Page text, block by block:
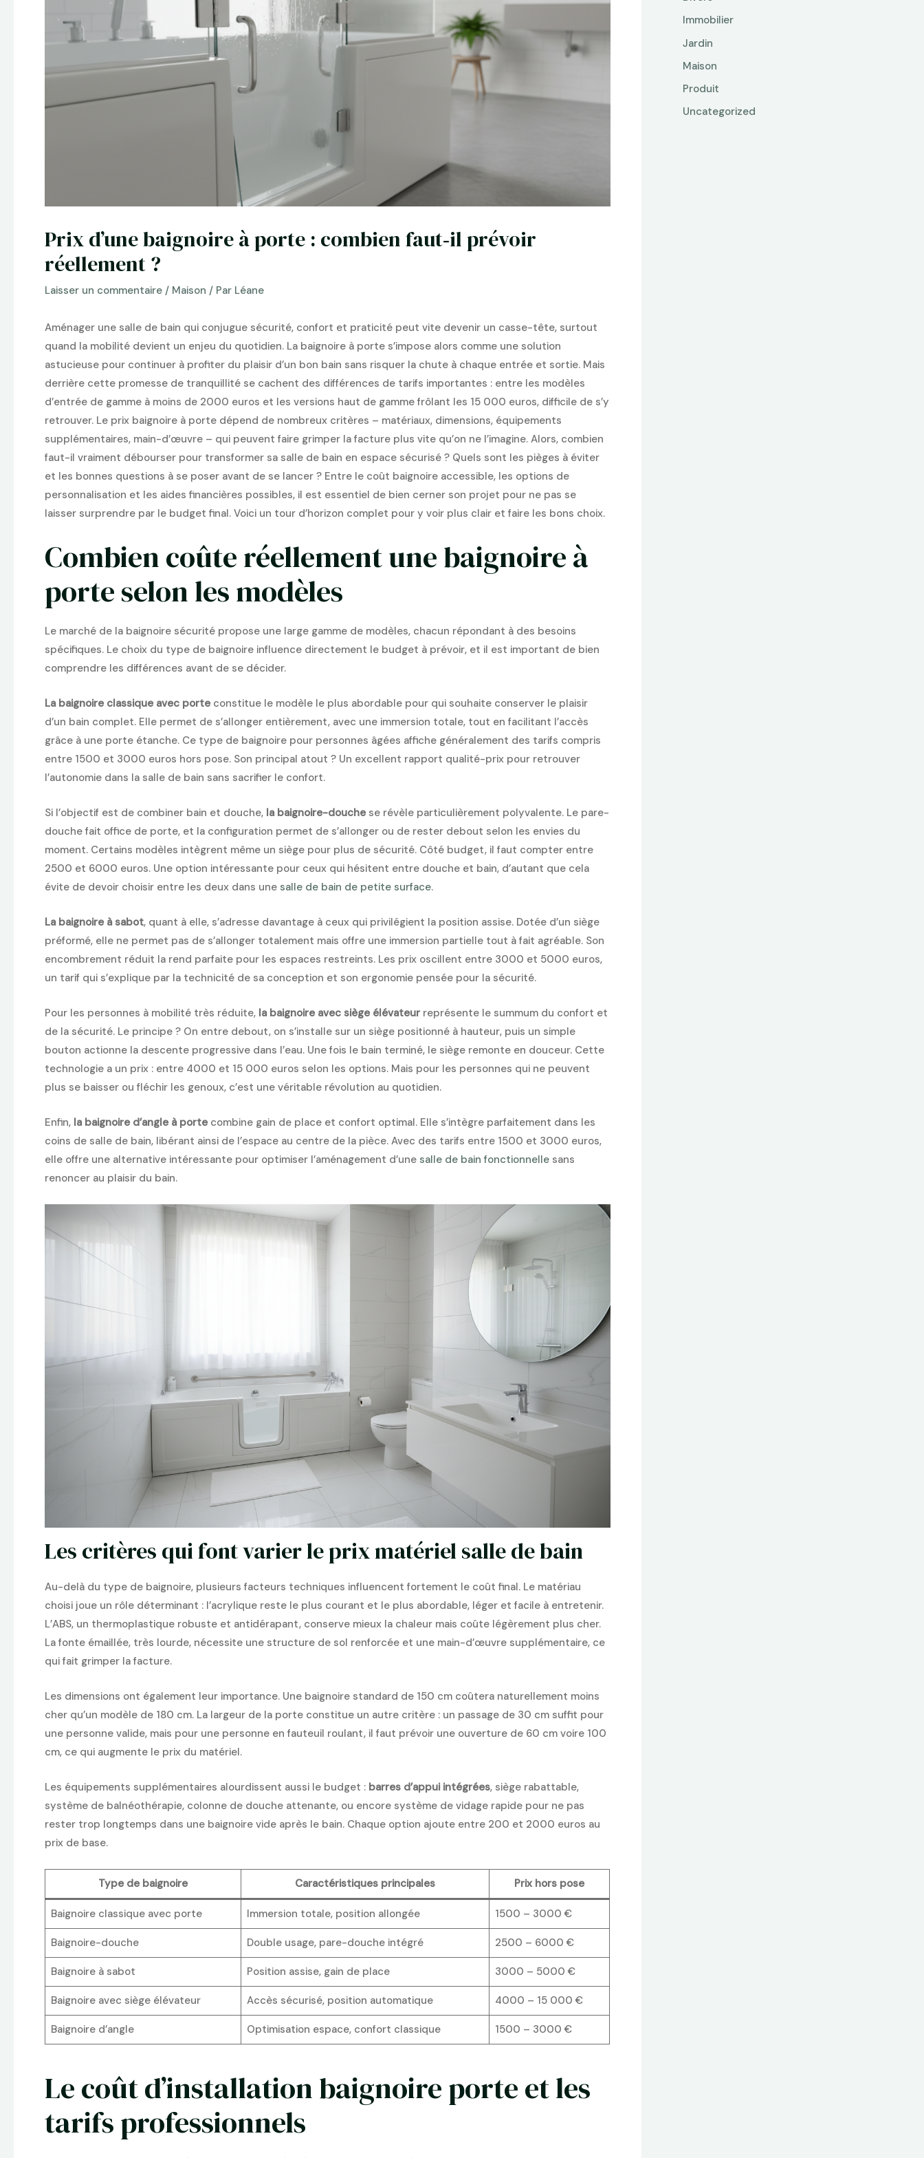
Prix d’une baignoire à porte : combien faut‑il prévoir
réellement ?
Laisser un commentaire / Maison / Par Léane
Aménager une salle de bain qui conjugue sécurité, confort et praticité peut vite devenir un casse-tête, surtout
quand la mobilité devient un enjeu du quotidien. La baignoire à porte s’impose alors comme une solution
astucieuse pour continuer à profiter du plaisir d’un bon bain sans risquer la chute à chaque entrée et sortie. Mais
derrière cette promesse de tranquillité se cachent des différences de tarifs importantes : entre les modèles
d’entrée de gamme à moins de 2000 euros et les versions haut de gamme frôlant les 15 000 euros, difficile de s’y
retrouver. Le prix baignoire à porte dépend de nombreux critères – matériaux, dimensions, équipements
supplémentaires, main-d’œuvre – qui peuvent faire grimper la facture plus vite qu’on ne l’imagine. Alors, combien
faut-il vraiment débourser pour transformer sa salle de bain en espace sécurisé ? Quels sont les pièges à éviter
et les bonnes questions à se poser avant de se lancer ? Entre le coût baignoire accessible, les options de
personnalisation et les aides financières possibles, il est essentiel de bien cerner son projet pour ne pas se
laisser surprendre par le budget final. Voici un tour d’horizon complet pour y voir plus clair et faire les bons choix.
Combien coûte réellement une baignoire à
porte selon les modèles
Le marché de la baignoire sécurité propose une large gamme de modèles, chacun répondant à des besoins
spécifiques. Le choix du type de baignoire influence directement le budget à prévoir, et il est important de bien
comprendre les différences avant de se décider.
La baignoire classique avec porte constitue le modèle le plus abordable pour qui souhaite conserver le plaisir
d’un bain complet. Elle permet de s’allonger entièrement, avec une immersion totale, tout en facilitant l’accès
grâce à une porte étanche. Ce type de baignoire pour personnes âgées affiche généralement des tarifs compris
entre 1500 et 3000 euros hors pose. Son principal atout ? Un excellent rapport qualité-prix pour retrouver
l’autonomie dans la salle de bain sans sacrifier le confort.
Si l’objectif est de combiner bain et douche, la baignoire-douche se révèle particulièrement polyvalente. Le pare-
douche fait office de porte, et la configuration permet de s’allonger ou de rester debout selon les envies du
moment. Certains modèles intègrent même un siège pour plus de sécurité. Côté budget, il faut compter entre
2500 et 6000 euros. Une option intéressante pour ceux qui hésitent entre douche et bain, d’autant que cela
évite de devoir choisir entre les deux dans une salle de bain de petite surface.
La baignoire à sabot, quant à elle, s’adresse davantage à ceux qui privilégient la position assise. Dotée d’un siège
préformé, elle ne permet pas de s’allonger totalement mais offre une immersion partielle tout à fait agréable. Son
encombrement réduit la rend parfaite pour les espaces restreints. Les prix oscillent entre 3000 et 5000 euros,
un tarif qui s’explique par la technicité de sa conception et son ergonomie pensée pour la sécurité.
Pour les personnes à mobilité très réduite, la baignoire avec siège élévateur représente le summum du confort et
de la sécurité. Le principe ? On entre debout, on s’installe sur un siège positionné à hauteur, puis un simple
bouton actionne la descente progressive dans l’eau. Une fois le bain terminé, le siège remonte en douceur. Cette
technologie a un prix : entre 4000 et 15 000 euros selon les options. Mais pour les personnes qui ne peuvent
plus se baisser ou fléchir les genoux, c’est une véritable révolution au quotidien.
Enfin, la baignoire d’angle à porte combine gain de place et confort optimal. Elle s’intègre parfaitement dans les
coins de salle de bain, libérant ainsi de l’espace au centre de la pièce. Avec des tarifs entre 1500 et 3000 euros,
elle offre une alternative intéressante pour optimiser l’aménagement d’une salle de bain fonctionnelle sans
renoncer au plaisir du bain.
Les critères qui font varier le prix matériel salle de bain
Au-delà du type de baignoire, plusieurs facteurs techniques influencent fortement le coût final. Le matériau
choisi joue un rôle déterminant : l’acrylique reste le plus courant et le plus abordable, léger et facile à entretenir.
L’ABS, un thermoplastique robuste et antidérapant, conserve mieux la chaleur mais coûte légèrement plus cher.
La fonte émaillée, très lourde, nécessite une structure de sol renforcée et une main-d’œuvre supplémentaire, ce
qui fait grimper la facture.
Les dimensions ont également leur importance. Une baignoire standard de 150 cm coûtera naturellement moins
cher qu’un modèle de 180 cm. La largeur de la porte constitue un autre critère : un passage de 30 cm suffit pour
une personne valide, mais pour une personne en fauteuil roulant, il faut prévoir une ouverture de 60 cm voire 100
cm, ce qui augmente le prix du matériel.
Les équipements supplémentaires alourdissent aussi le budget : barres d’appui intégrées, siège rabattable,
système de balnéothérapie, colonne de douche attenante, ou encore système de vidage rapide pour ne pas
rester trop longtemps dans une baignoire vide après le bain. Chaque option ajoute entre 200 et 2000 euros au
prix de base.
Type de baignoire Caractéristiques principales Prix hors pose
Baignoire classique avec porte Immersion totale, position allongée 1500 – 3000 €
Baignoire-douche Double usage, pare-douche intégré 2500 – 6000 €
Baignoire à sabot Position assise, gain de place 3000 – 5000 €
Baignoire avec siège élévateur Accès sécurisé, position automatique 4000 – 15 000 €
Baignoire d’angle Optimisation espace, confort classique 1500 – 3000 €
Le coût d’installation baignoire porte et les
tarifs professionnels
Immobilier
Jardin
Maison
Produit
Uncategorized